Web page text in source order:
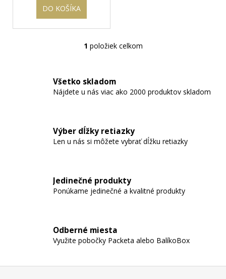
DO KOŠÍKA
O
á
d
i
e
k
y
p
i
1 položiek celkom
Všetko skladom
Nájdete u nás viac ako 2000 produktov skladom
Výber dĺžky retiazky
Len u nás si môžete vybrať dĺžku retiazky
Jedinečné produkty
Ponúkame jedinečné a kvalitné produkty
Odberné miesta
Využite pobočky Packeta alebo BalíkoBox
Z